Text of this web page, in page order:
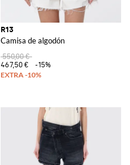
R13
Camisa de algodón
550,00 €
467,50 €
-15%